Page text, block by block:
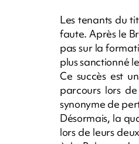
Les tenants du
faute. Après le
pas sur la
plus sanctionné
Ce succès est
parcours lors
synonyme de
Désormais, la
lors de leurs